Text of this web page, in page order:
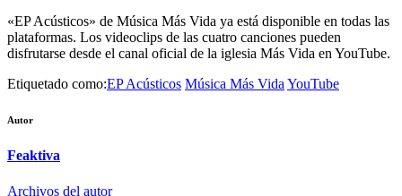
«EP Acústicos» de Música Más Vida ya está disponible en todas las
plataformas. Los videoclips de las cuatro canciones pueden
disfrutarse desde el canal oficial de la iglesia Más Vida en YouTube.
Etiquetado como:EP Acústicos Música Más VidaYouTube
Autor
Feaktiva
Archivos del autor